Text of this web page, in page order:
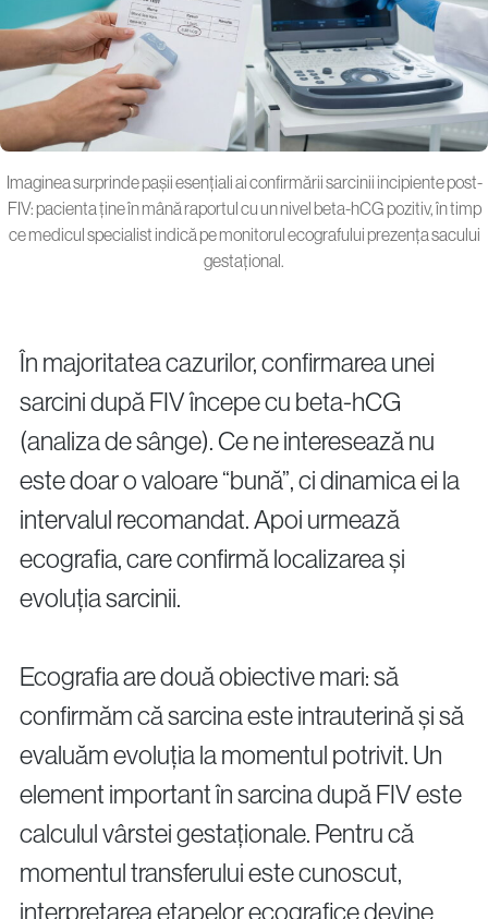
Imaginea surprinde pașii esențiali ai confirmării sarcinii incipiente post-
FIV: pacienta ține în mână raportul cu un nivel beta-hCG pozitiv, în timp
ce medicul specialist indică pe monitorul ecografului prezența sacului
gestațional.
În majoritatea cazurilor, confirmarea unei
sarcini după FIV începe cu beta-hCG
(analiza de sânge). Ce ne interesează nu
este doar o valoare “bună”, ci dinamica ei la
intervalul recomandat. Apoi urmează
ecografia, care confirmă localizarea și
evoluția sarcinii.
Ecografia are două obiective mari: să
confirmăm că sarcina este intrauterină și să
evaluăm evoluția la momentul potrivit. Un
element important în sarcina după FIV este
calculul vârstei gestaționale. Pentru că
momentul transferului este cunoscut,
interpretarea etapelor ecografice devine